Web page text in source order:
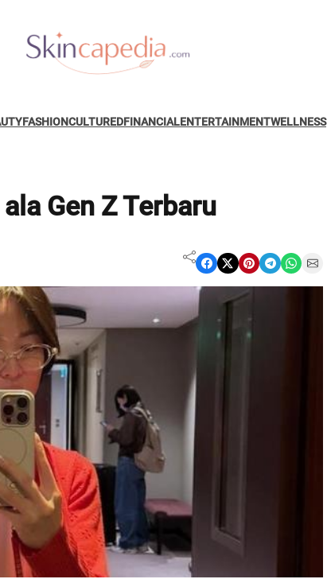
FASHIONCULTUREDFINANCIALENTERTAINMENTWELLNESS
Gen Z Terbaru
Share on Facebook Share on X Share on Pinterest Share on Telegram Share on WhatsApp Share on Email